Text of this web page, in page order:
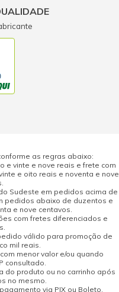
as regras abaixo:
e vinte e nove reais e frete com
e oito reais e noventa e nove
Sudeste em pedidos acima de
pedidos abaixo de duzentos e
e nove centavos.
com fretes diferenciados e
válido para promoção de
mil reais.
menor valor e/ou quando
consultado.
do produto ou no carrinho após
no mesmo.
via PIX ou Boleto,